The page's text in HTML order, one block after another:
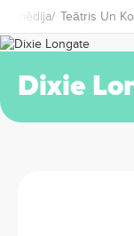
Teātris Un
Dixie